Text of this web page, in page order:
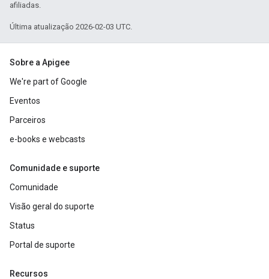
afiliadas.
Última atualização 2026-02-03 UTC.
Sobre a Apigee
We're part of Google
Eventos
Parceiros
e-books e webcasts
Comunidade e suporte
Comunidade
Visão geral do suporte
Status
Portal de suporte
Recursos